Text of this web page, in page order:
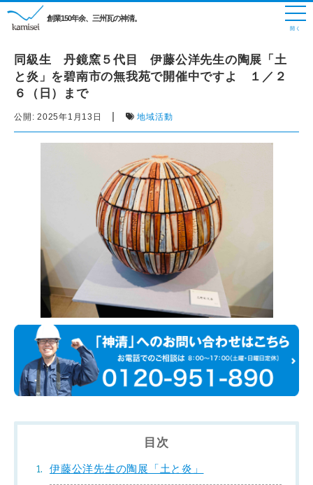
創業150年余、三州瓦の神清。
同級生 丹鏡窯５代目 伊藤公洋先生の陶展「土
と炎」を碧南市の無我苑で開催中ですよ １／２
６（日）まで
公開: 2025年1月13日 | 地域活動
目次
伊藤公洋先生の陶展「土と炎」